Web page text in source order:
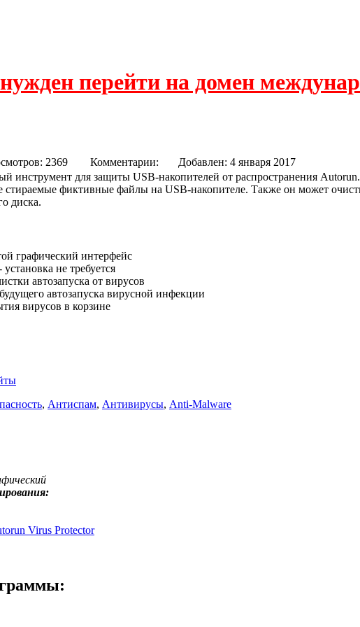
перейти на домен
2369 Комментарии:
Добавлен: 4 января 2017
инструмент для защиты USB-накопителей от распространения
стираемые фиктивные файлы на USB-накопителе. Также он может
диска.
графический интерфейс
не требуется
автозапуска от вирусов
автозапуска вирусной инфекции
вирусов в корзине
, Антиспам, Антивирусы, Anti-Malware
Virus Protector